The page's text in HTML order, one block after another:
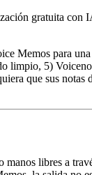
gratuita con
Memos para
limpio, 5)
que sus notas
libres a